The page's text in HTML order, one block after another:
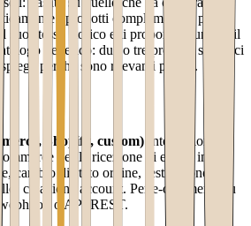
i prodotti complementari più
suo stesso storico e li propone in un'email
generico: due o tre prodotti specifici
perché sono rilevanti per lui.
Shopify, custom) Integrazione
per la ricezione di eventi in
cambio di stato ordine, restituzione
creazione account. Per e-commerce su
o API REST.